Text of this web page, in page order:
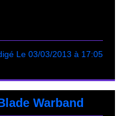
Le 03/03/2013 à 17:05
Warband